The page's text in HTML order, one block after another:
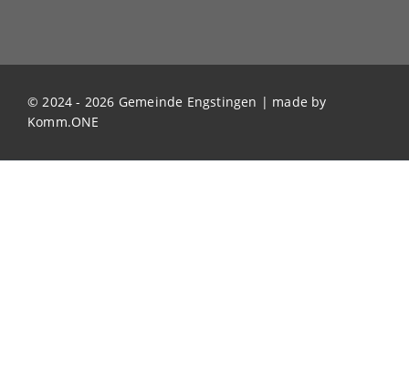
© 2024 - 2026 Gemeinde Engstingen | made by
Komm.ONE